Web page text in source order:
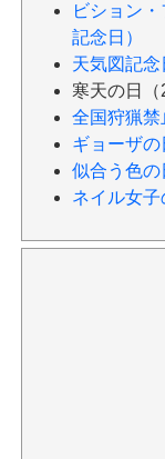
ビション
記念日）
天気図記念
寒天の日（
全国狩猟禁
ギョーザの
似合う色の
ネイル女子